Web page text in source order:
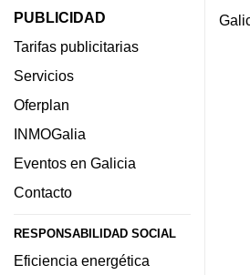
PUBLICIDAD
Tarifas publicitarias
Servicios
Oferplan
INMOGalia
Eventos en Galicia
Contacto
RESPONSABILIDAD SOCIAL
Eficiencia energética